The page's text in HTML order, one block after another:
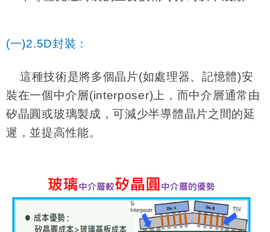
(一)2.5D封裝：
這種技術是將多個晶片(如處理器、記憶體)安
裝在一個中介層(interposer)上，而中介層通常由
矽晶圓或玻璃製成，可減少半導體晶片之間的延
遲，並提高性能。